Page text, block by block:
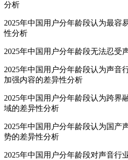
分析
2025年中国用户分年龄段认为最容
性分析
2025年中国用户分年龄段无法忍受
2025年中国用户分年龄段认为声音
加强内容的差异性分析
2025年中国用户分年龄段认为跨界
域的差异性分析
2025年中国用户分年龄段认为国产
势的差异性分析
2025年中国用户分年龄段对声音行